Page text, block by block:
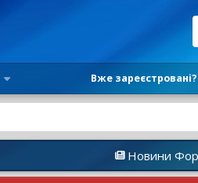
Вже
Новини Форуму